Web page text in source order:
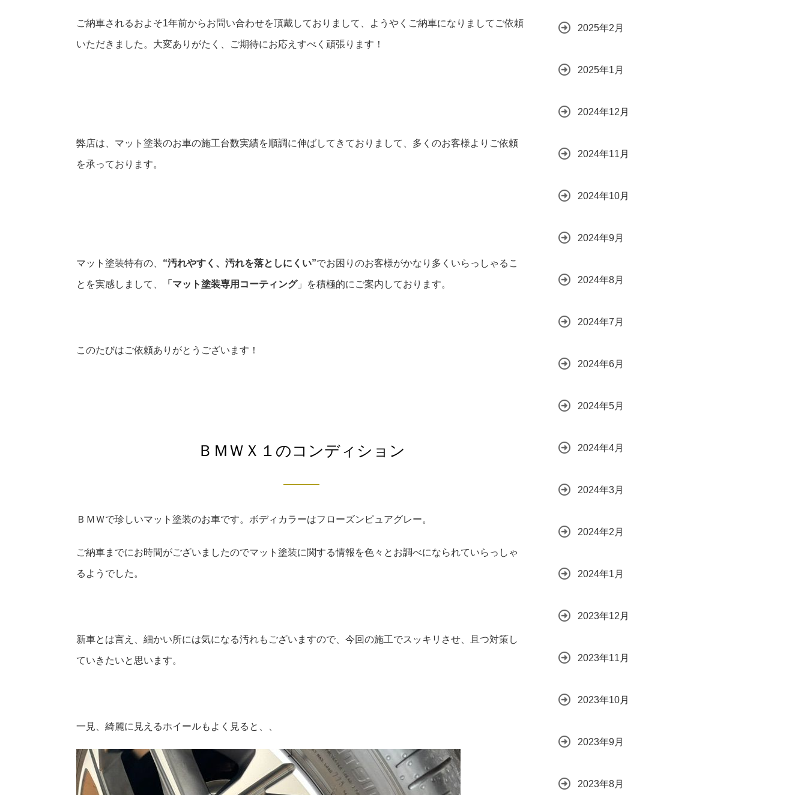
ご納車されるおよそ1年前からお問い合わせを頂戴しておりまして、ようやくご納車になりましてご依頼
いただきました。大変ありがたく、ご期待にお応えすべく頑張ります！
弊店は、マット塗装のお車の施工台数実績を順調に伸ばしてきておりまして、多くのお客様よりご依頼
を承っております。
マット塗装特有の、 “汚れやすく、汚れを落としにくい”でお困りのお客様がかなり多くいらっしゃるこ
とを実感しまして、 「マット塗装専用コーティング」を積極的にご案内しております。
このたびはご依頼ありがとうございます！
ＢＭＷＸ１のコンディション
ＢＭＷで珍しいマット塗装のお車です。ボディカラーはフローズンピュアグレー。
ご納車までにお時間がございましたのでマット塗装に関する情報を色々とお調べになられていらっしゃ
るようでした。
新車とは言え、細かい所には気になる汚れもございますので、今回の施工でスッキリさせ、且つ対策し
ていきたいと思います。
一見、綺麗に見えるホイールもよく見ると、、
2025年2月
2025年1月
2024年12月
2024年11月
2024年10月
2024年9月
2024年8月
2024年7月
2024年6月
2024年5月
2024年4月
2024年3月
2024年2月
2024年1月
2023年12月
2023年11月
2023年10月
2023年9月
2023年8月